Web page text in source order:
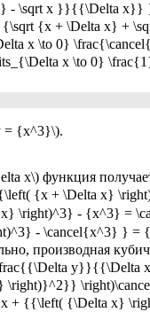
- \sqrt x }}{{\Delta x}}
{x + \Delta x} +
x \to 0}
x \to 0}
= {x^3}\).
x\) функция
{x + \Delta x}
\right)^3} - {x^3} =
- \cancel{x^3} } =
производная
+ {{\left( {\Delta x}